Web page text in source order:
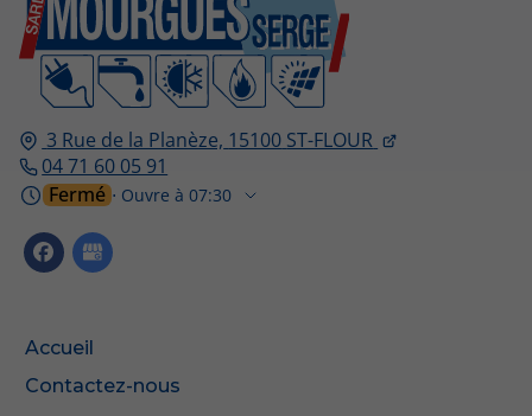
3 Rue de la Planèze, 15100 ST-FLOUR
04 71 60 05 91
Fermé ⋅ Ouvre à 07:30
Accueil
Contactez-nous